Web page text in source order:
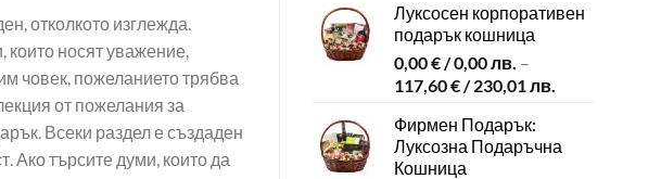
отколкото изглежда.
които носят уважение,
човек, пожеланието трябва
от пожелания за
Всеки раздел е създаден
Ако търсите думи, които да
was:
92,03 €
/
180,00 лв..
е:
122,00 лв..
Луксосен корпоративен
подарък кошница
0,00€ / 0,00 лв. –
117,60€ / 230,01 лв.
Фирмен Подарък:
Луксозна Подаръчна
Кошница